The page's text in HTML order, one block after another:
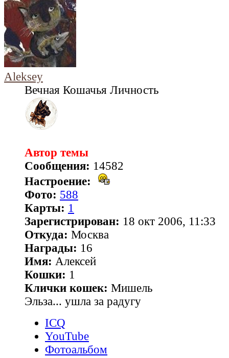
Aleksey
Вечная Кошачья Личность
Автор темы
Сообщения: 14582
Настроение:
Фото: 588
Карты: 1
Зарегистрирован: 18 окт 2006, 11:33
Откуда: Москва
Награды: 16
Имя: Алексей
Кошки: 1
Клички кошек: Мишель
Эльза... ушла за радугу
ICQ
YouTube
Фотоальбом